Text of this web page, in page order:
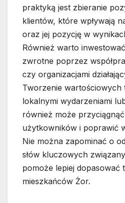
praktyką jest zbieranie
klientów, które wpływają
oraz jej pozycję w
Również warto
zwrotne poprzez
czy organizacjami
Tworzenie wartościowych
lokalnymi wydarzeniami
również może
użytkowników i poprawić
Nie można zapominać o
słów kluczowych
pomoże lepiej dopasować
mieszkańców Żor.